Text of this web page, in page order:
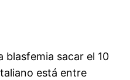
blasfemia sacar el 10
está entre